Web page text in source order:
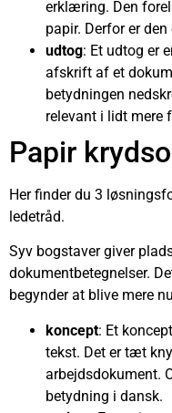
erklæring. Den
papir. Derfor er
udtog: Et udtog er
afskrift af et
betydningen
relevant i lidt mere
Papir
Her finder du 3
ledetråd.
Syv bogstaver giver
dokumentbetegnelser.
begynder at blive mere
koncept: Et
tekst. Det er tæt
arbejdsdokument.
betydning i dansk.